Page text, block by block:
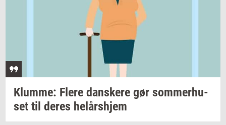
Klum­me: Flere dan­ske­re gør som­mer­hu­
set til deres helårs­hjem